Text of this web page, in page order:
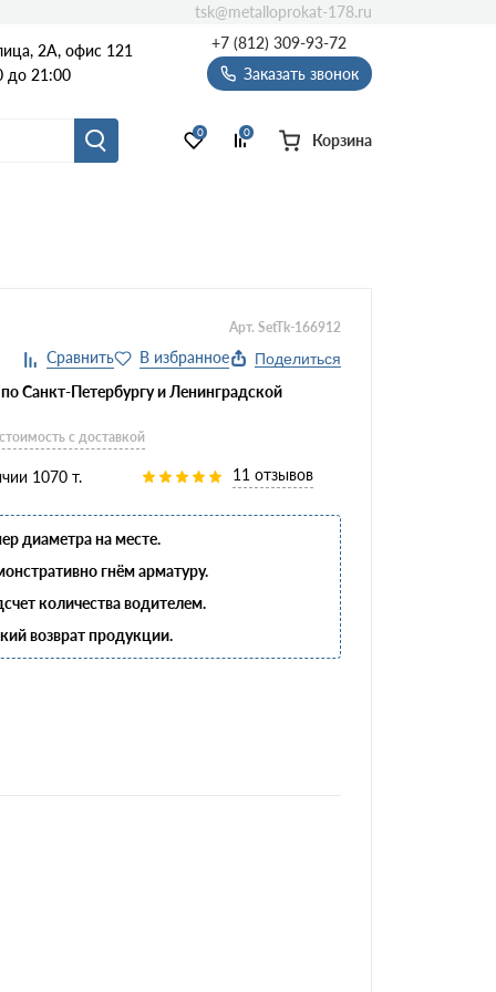
2А, офис 121
до 21:00
+7 (812) 309-93-72
Заказать звонок
0 0 Корзина
tsk@metalloprokat-178.ru
Арт. SetTk-166912
Поделиться
Санкт-Петербургу и Ленинградской
с доставкой
1070 т. 11 отзывов
диаметра на месте.
гнём арматуру.
количества водителем.
возврат продукции.